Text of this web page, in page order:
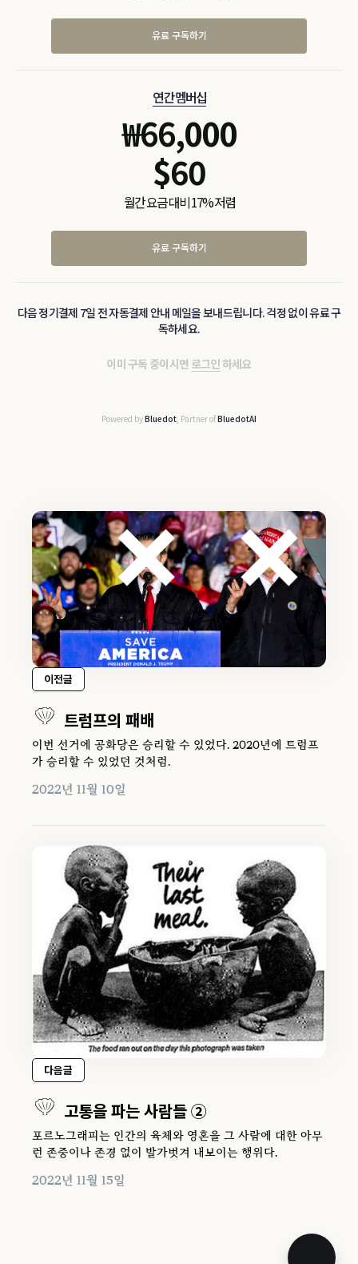
유료 구독하기
연간 멤버십
₩66,000
$60
월간 요금 대비 17% 저렴
유료 구독하기
다음 정기결제 7일 전 자동결제 안내 메일을 보내드립니다. 걱정 없이 유료 구
독하세요.
이미 구독 중이시면 로그인 하세요
Powered byBluedot, Partner ofBluedotAI
이전글
트럼프의 패배
이번 선거에 공화당은 승리할 수 있었다. 2020년에 트럼프
가 승리할 수 있었던 것처럼.
2022년 11월 10일
다음글
고통을 파는 사람들 ②
포르노그래피는 인간의 육체와 영혼을 그 사람에 대한 아무
런 존중이나 존경 없이 발가벗겨 내보이는 행위다.
2022년 11월 15일